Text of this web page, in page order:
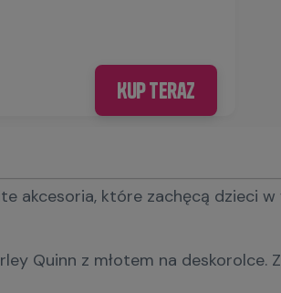
Kup teraz
akcesoria, które zachęcą dzieci
Quinn z młotem na